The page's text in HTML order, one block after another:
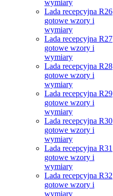
wymiary
Lada recepcyjna R26
gotowe wzory i
wymiary
Lada recepcyjna R27
gotowe wzory i
wymiary
Lada recepcyjna R28
gotowe wzory i
wymiary
Lada recepcyjna R29
gotowe wzory i
wymiary
Lada recepcyjna R30
gotowe wzory i
wymiary
Lada recepcyjna R31
gotowe wzory i
wymiary
Lada recepcyjna R32
gotowe wzory i
wymiary